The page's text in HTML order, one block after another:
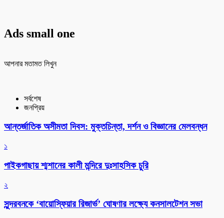
Ads small one
আপনার মতামত লিখুন
সর্বশেষ
জনপ্রিয়
আন্তর্জাতিক অসীমতা দিবস: মুক্তচিন্তা, দর্শন ও বিজ্ঞানের মেলবন্ধন
১
পাইকগাছায় শ্মশানের কালী মন্দিরে দুঃসাহসিক চুরি
২
সুন্দরবনকে ‘বায়োস্ফিয়ার রিজার্ভ’ ঘোষণার লক্ষ্যে কনসালটেশন সভা